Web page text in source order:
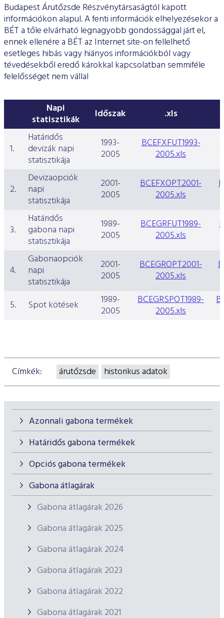
ESG Útmutató
Azonnali gabona termékek
Határidős gabona termékek
Opciós gabona termékek
Gabona átlagárak
Gabona átlagárak 2026
Gabona átlagárak 2025
Gabona átlagárak 2024
Gabona átlagárak 2023
Gabona átlagárak 2022
Gabona átlagárak 2021
Budapest Árutőzsde Részvénytársaságtól kapott
információkon alapul. A fenti információk elhelyezésekor a
BÉT a tőle elvárható legnagyobb gondossággal járt el,
ennek ellenére a BÉT az Internet site-on fellelhető
esetleges hibás vagy hiányos információkból vagy
tévedésekből eredő károkkal kapcsolatban semmiféle
felelősséget nem vállal
Napi
statisztikák Időszak .xls
1.
Határidős
devizák napi
statisztikája
1993-
2005
BCEFXFUT1993-
2005.xls
2.
Devizaopciók
napi
statisztikája
2001-
2005
BCEFXOPT2001-
2005.xls
3.
Határidős
gabona napi
statisztikája
1989-
2005
BCEGRFUT1989-
2005.xls
4.
Gabonaopciók
napi
statisztikája
2001-
2005
BCEGROPT2001-
2005.xls
5. Spot kötések 1989-
2005
BCEGRSPOT1989-
2005.xls
Címkék: árutőzsde historikus adatok